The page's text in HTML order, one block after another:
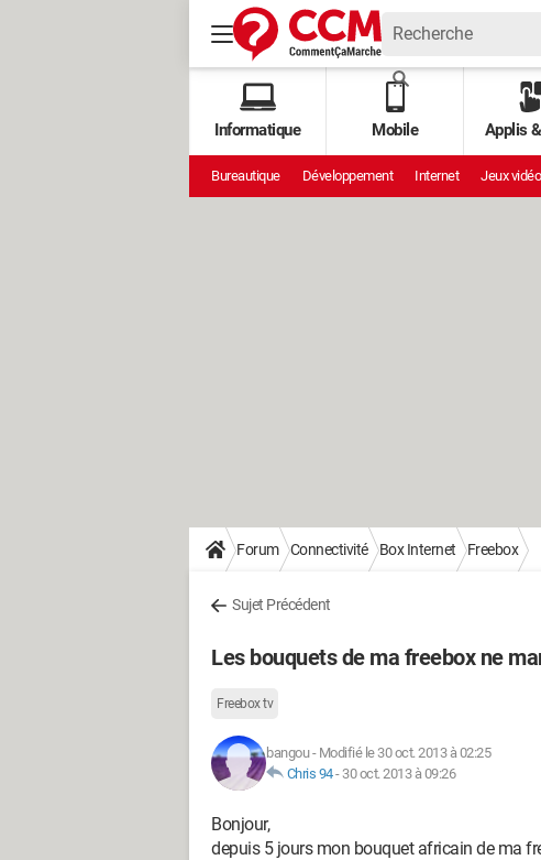
Informatique Mobile Applis
Bureautique Développement Internet Jeux vidéo
Forum Connectivité Box Internet Freebox
Sujet Précédent
Les bouquets de ma freebox ne
Freebox tv
bangou- Modifié le 30 oct. 2013 à 02:25
Chris 94- 30 oct. 2013 à 09:26
Bonjour,
depuis 5 jours mon bouquet africain de ma